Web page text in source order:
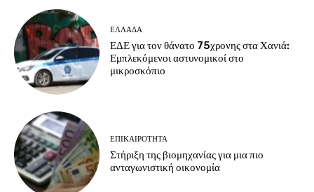
ΕΛΛΑΔΑ
ΕΔΕ για τον θάνατο 75χρονης στα Χανιά:
Εμπλεκόμενοι αστυνομικοί στο
μικροσκόπιο
ΕΠΙΚΑΙΡΟΤΗΤΑ
Στήριξη της βιομηχανίας για μια πιο
ανταγωνιστική οικονομία